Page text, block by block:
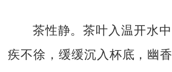
茶性静。茶叶入温开水
疾不徐，缓缓沉入杯底，幽